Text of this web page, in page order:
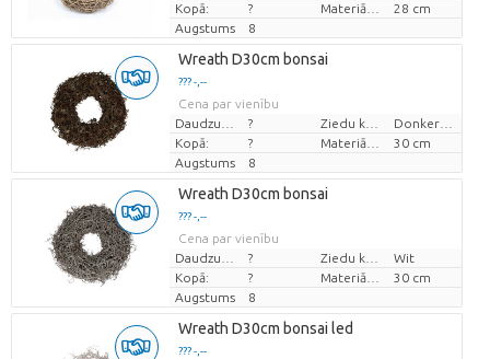
Kopā:
?
28 cm
Augstums
8
Wreath D30cm bonsai
??? -,--
Cena par vienību
?
Kopā:
?
30 cm
Augstums
8
Wreath D30cm bonsai
??? -,--
Cena par vienību
?
Wit
Kopā:
?
30 cm
Augstums
8
Wreath D30cm bonsai led
??? -,--